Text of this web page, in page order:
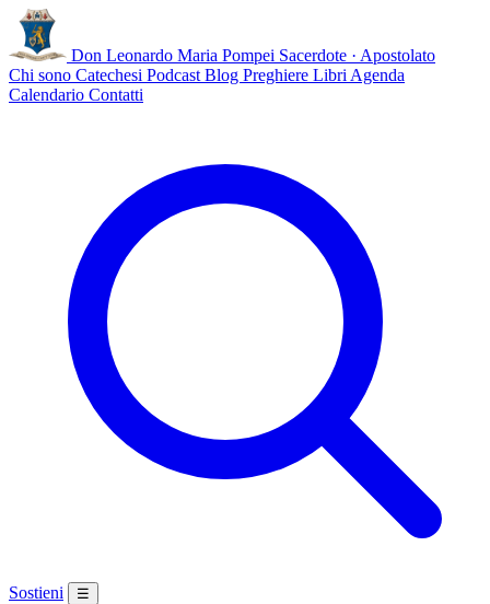
Don Leonardo Maria Pompei Sacerdote · Apostolato
Chi sono Catechesi Podcast Blog Preghiere Libri Agenda
Calendario Contatti
Sostieni ☰